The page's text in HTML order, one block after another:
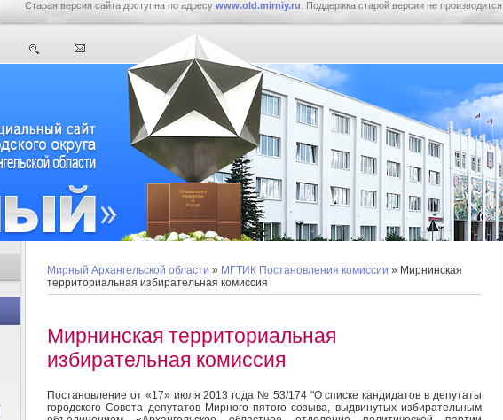
Старая версия сайта доступна по адресу www.old.mirniy.ru . Поддержка старой версии не производится.
Мирный Архангельской области » МГТИК Постановления комиссии » Мирнинская
территориальная избирательная комиссия
Мирнинская территориальная
избирательная комиссия
Постановление от «17» июля 2013 года № 53/174 "О списке кандидатов в депутаты
городского Совета депутатов Мирного пятого созыва, выдвинутых избирательным